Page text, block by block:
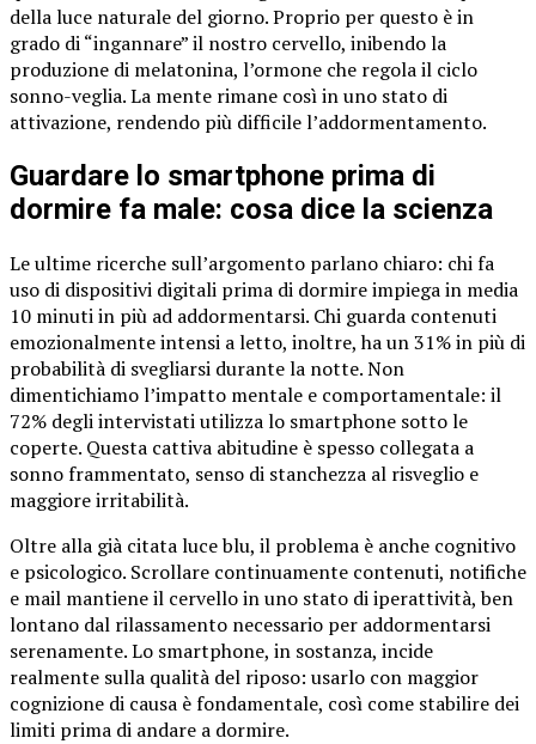
della luce naturale del giorno. Proprio per questo è in
grado di “ingannare” il nostro cervello, inibendo la
produzione di melatonina, l’ormone che regola il ciclo
sonno-veglia. La mente rimane così in uno stato di
attivazione, rendendo più difficile l’addormentamento.
Guardare lo smartphone prima di
dormire fa male: cosa dice la scienza
Le ultime ricerche sull’argomento parlano chiaro: chi fa
uso di dispositivi digitali prima di dormire impiega in media
10 minuti in più ad addormentarsi. Chi guarda contenuti
emozionalmente intensi a letto, inoltre, ha un 31% in più di
probabilità di svegliarsi durante la notte. Non
dimentichiamo l’impatto mentale e comportamentale: il
72% degli intervistati utilizza lo smartphone sotto le
coperte. Questa cattiva abitudine è spesso collegata a
sonno frammentato, senso di stanchezza al risveglio e
maggiore irritabilità.
Oltre alla già citata luce blu, il problema è anche cognitivo
e psicologico. Scrollare continuamente contenuti, notifiche
e mail mantiene il cervello in uno stato di iperattività, ben
lontano dal rilassamento necessario per addormentarsi
serenamente. Lo smartphone, in sostanza, incide
realmente sulla qualità del riposo: usarlo con maggior
cognizione di causa è fondamentale, così come stabilire dei
limiti prima di andare a dormire.